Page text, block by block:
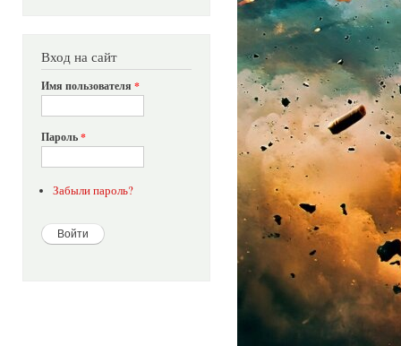
Вход на сайт
Имя пользователя *
Пароль*
Забыли пароль?